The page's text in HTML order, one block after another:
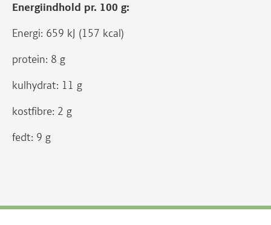
Energiindhold pr. 100 g:
Energi: 659 kJ (157 kcal)
protein: 8 g
kulhydrat: 11 g
kostfibre: 2 g
fedt: 9 g